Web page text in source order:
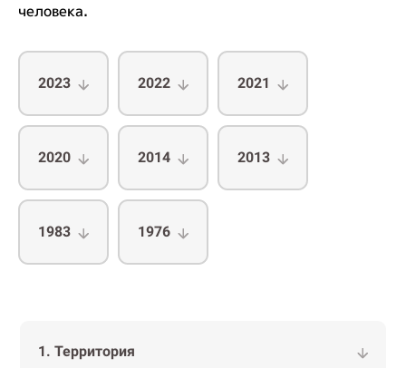
человека.
2023 2022 2021
2020 2014 2013
1983 1976
1. Территория